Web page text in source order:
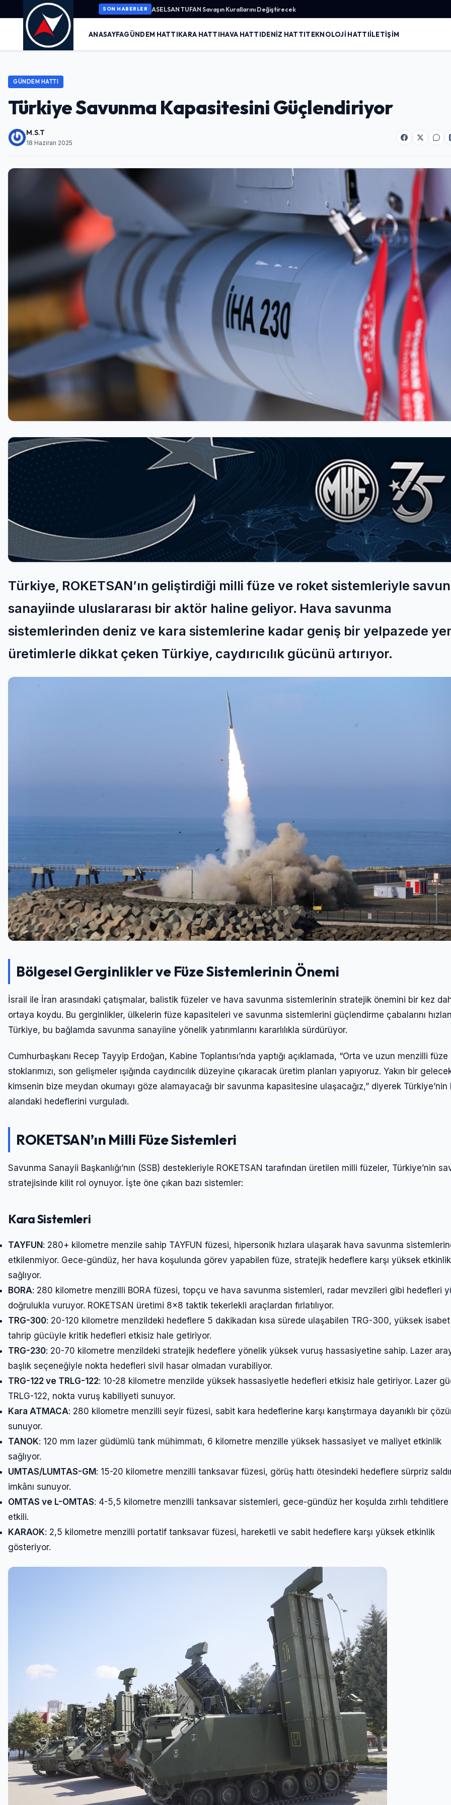
SON HABERLER ASELSAN TUFAN Savaşın Kurallarını Değiştirecek
ANASAYFAGÜNDEM HATTIKARA HATTIHAVA HATTIDENIZ HATTITEKNOLOJI HATTIİLETIŞIM
GÜNDEM HATTI
Türkiye Savunma Kapasitesini Güçlendiriyor
M.S.T
18 Haziran 2025
Türkiye, ROKETSAN’ın geliştirdiği milli füze ve roket sistemleriyle
sanayiinde uluslararası bir aktör haline geliyor. Hava savunma
sistemlerinden deniz ve kara sistemlerine kadar geniş bir yelpazede
üretimlerle dikkat çeken Türkiye, caydırıcılık gücünü artırıyor.
Bölgesel Gerginlikler ve Füze Sistemlerinin Önemi
İsrail ile İran arasındaki çatışmalar, balistik füzeler ve hava savunma sistemlerinin stratejik önemini bir kez
ortaya koydu. Bu gerginlikler, ülkelerin füze kapasiteleri ve savunma sistemlerini güçlendirme çabalarını
Türkiye, bu bağlamda savunma sanayiine yönelik yatırımlarını kararlılıkla sürdürüyor.
Cumhurbaşkanı Recep Tayyip Erdoğan, Kabine Toplantısı’nda yaptığı açıklamada, “Orta ve uzun menzilli füze
stoklarımızı, son gelişmeler ışığında caydırıcılık düzeyine çıkaracak üretim planları yapıyoruz. Yakın bir
kimsenin bize meydan okumayı göze alamayacağı bir savunma kapasitesine ulaşacağız,” diyerek Türkiye’nin
alandaki hedeflerini vurguladı.
ROKETSAN’ın Milli Füze Sistemleri
Savunma Sanayii Başkanlığı’nın (SSB) destekleriyle ROKETSAN tarafından üretilen milli füzeler, Türkiye’nin
stratejisinde kilit rol oynuyor. İşte öne çıkan bazı sistemler:
Kara Sistemleri
TAYFUN: 280+ kilometre menzile sahip TAYFUN füzesi, hipersonik hızlara ulaşarak hava savunma
etkilenmiyor. Gece-gündüz, her hava koşulunda görev yapabilen füze, stratejik hedeflere karşı yüksek etkinlik
sağlıyor.
BORA: 280 kilometre menzilli BORA füzesi, topçu ve hava savunma sistemleri, radar mevzileri gibi hedefleri
doğrulukla vuruyor. ROKETSAN üretimi 8×8 taktik tekerlekli araçlardan fırlatılıyor.
TRG-300: 20-120 kilometre menzildeki hedeflere 5 dakikadan kısa sürede ulaşabilen TRG-300, yüksek
tahrip gücüyle kritik hedefleri etkisiz hale getiriyor.
TRG-230: 20-70 kilometre menzildeki stratejik hedeflere yönelik yüksek vuruş hassasiyetine sahip. Lazer
başlık seçeneğiyle nokta hedefleri sivil hasar olmadan vurabiliyor.
TRG-122 ve TRLG-122: 10-28 kilometre menzilde yüksek hassasiyetle hedefleri etkisiz hale getiriyor. Lazer
TRLG-122, nokta vuruş kabiliyeti sunuyor.
Kara ATMACA: 280 kilometre menzilli seyir füzesi, sabit kara hedeflerine karşı karıştırmaya dayanıklı bir
sunuyor.
TANOK: 120 mm lazer güdümlü tank mühimmatı, 6 kilometre menzille yüksek hassasiyet ve maliyet etkinlik
sağlıyor.
UMTAS/LUMTAS-GM: 15-20 kilometre menzilli tanksavar füzesi, görüş hattı ötesindeki hedeflere sürpriz
imkânı sunuyor.
OMTAS ve L-OMTAS: 4-5,5 kilometre menzilli tanksavar sistemleri, gece-gündüz her koşulda zırhlı tehditlere
etkili.
KARAOK: 2,5 kilometre menzilli portatif tanksavar füzesi, hareketli ve sabit hedeflere karşı yüksek etkinlik
gösteriyor.
Giriş Yap
Kullanıcı Adı veya E-posta